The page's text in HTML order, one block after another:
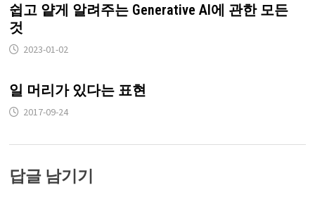
쉽고 얕게 알려주는 Generative AI에 관한 모든
것
2023-01-02
일 머리가 있다는 표현
2017-09-24
답글 남기기